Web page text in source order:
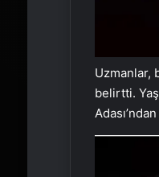
Uzmanlar,
belirtti.